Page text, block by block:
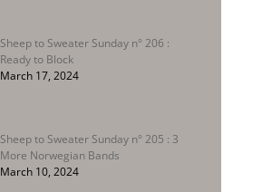
Sheep to Sweater Sunday n° 206 :
Ready to Block
March 17, 2024
Sheep to Sweater Sunday n° 205 : 3
More Norwegian Bands
March 10, 2024